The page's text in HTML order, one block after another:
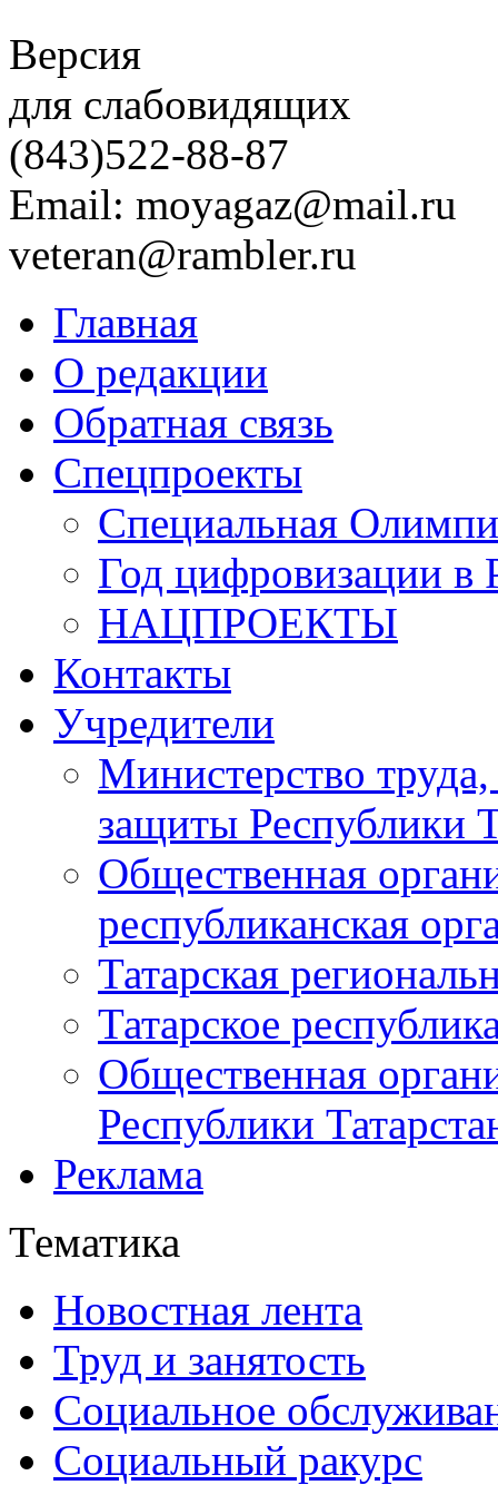
Версия
для слабовидящих
(843)522-88-87
Email: moyagaz@mail.ru
veteran@rambler.ru
Главная
О редакции
Обратная связь
Спецпроекты
Специальная
Год цифровизации в
НАЦПРОЕКТЫ
Контакты
Учредители
Министерство
защиты Республики
Общественная
республиканская
Татарская
Татарское
Общественная
Республики
Реклама
Тематика
Новостная лента
Труд и занятость
Социальное
Социальный ракурс